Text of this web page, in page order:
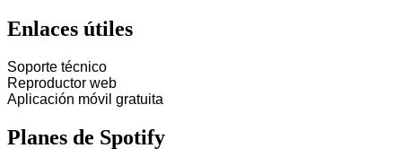
Enlaces útiles
Soporte técnico
Reproductor web
Aplicación móvil gratuita
Planes de Spotify